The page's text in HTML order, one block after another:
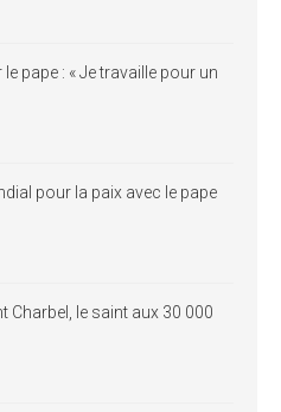
pape : « Je travaille pour un
pour la paix avec le pape
Charbel, le saint aux 30 000